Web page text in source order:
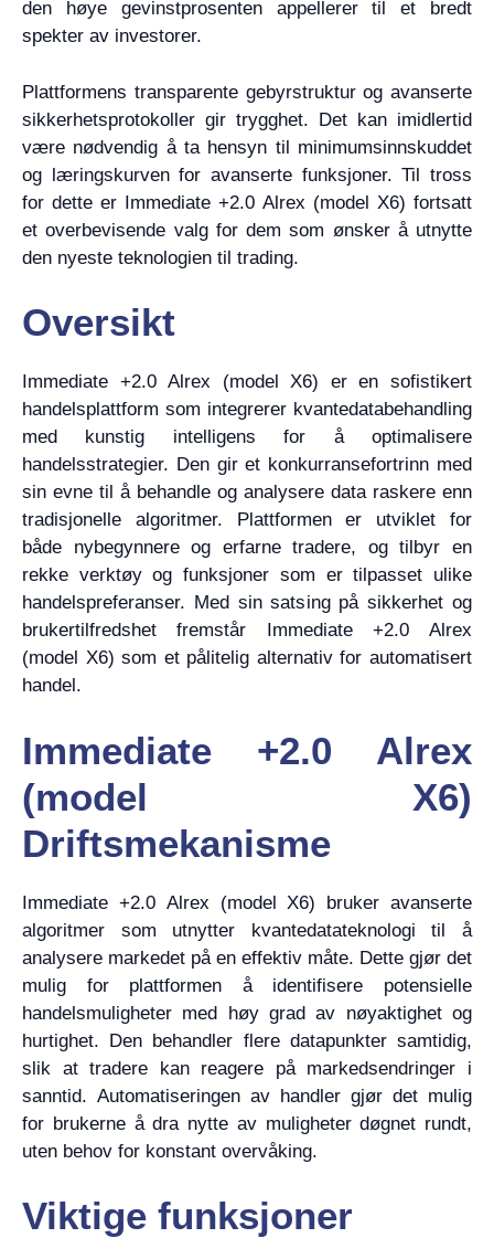
den høye gevinstprosenten appellerer til et bredt
spekter av investorer.
Plattformens transparente gebyrstruktur og avanserte
sikkerhetsprotokoller gir trygghet. Det kan imidlertid
være nødvendig å ta hensyn til minimumsinnskuddet
og læringskurven for avanserte funksjoner. Til tross
for dette er Immediate +2.0 Alrex (model X6) fortsatt
et overbevisende valg for dem som ønsker å utnytte
den nyeste teknologien til trading.
Oversikt
Immediate +2.0 Alrex (model X6) er en sofistikert
handelsplattform som integrerer kvantedatabehandling
med kunstig intelligens for å optimalisere
handelsstrategier. Den gir et konkurransefortrinn med
sin evne til å behandle og analysere data raskere enn
tradisjonelle algoritmer. Plattformen er utviklet for
både nybegynnere og erfarne tradere, og tilbyr en
rekke verktøy og funksjoner som er tilpasset ulike
handelspreferanser. Med sin satsing på sikkerhet og
brukertilfredshet fremstår Immediate +2.0 Alrex
(model X6) som et pålitelig alternativ for automatisert
handel.
Immediate +2.0 Alrex
(model X6)
Driftsmekanisme
Immediate +2.0 Alrex (model X6) bruker avanserte
algoritmer som utnytter kvantedatateknologi til å
analysere markedet på en effektiv måte. Dette gjør det
mulig for plattformen å identifisere potensielle
handelsmuligheter med høy grad av nøyaktighet og
hurtighet. Den behandler flere datapunkter samtidig,
slik at tradere kan reagere på markedsendringer i
sanntid. Automatiseringen av handler gjør det mulig
for brukerne å dra nytte av muligheter døgnet rundt,
uten behov for konstant overvåking.
Viktige funksjoner